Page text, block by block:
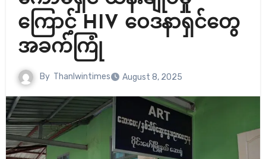
ကြောင့် HIV ဝေဒနာရှင်တွေ
အခက်ကြုံ
By Thanlwintimes August 8, 2025